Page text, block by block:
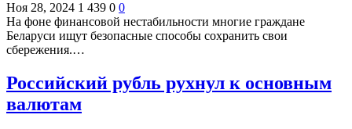
Ноя 28, 2024 1 439 0 0
На фоне финансовой нестабильности многие граждане
Беларуси ищут безопасные способы сохранить свои
сбережения.…
Российский рубль рухнул к основным
валютам